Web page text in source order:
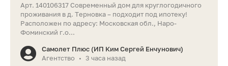
Арт. 140106317 Современный дом для круглогодичного
проживания в д. Терновка – подходит под ипотеку!
Расположен по адресу: Московская обл., Наро-
Фоминский г.о...
Самолет Плюс (ИП Ким Сергей Енчунович)
Агентство
• 3 часа назад